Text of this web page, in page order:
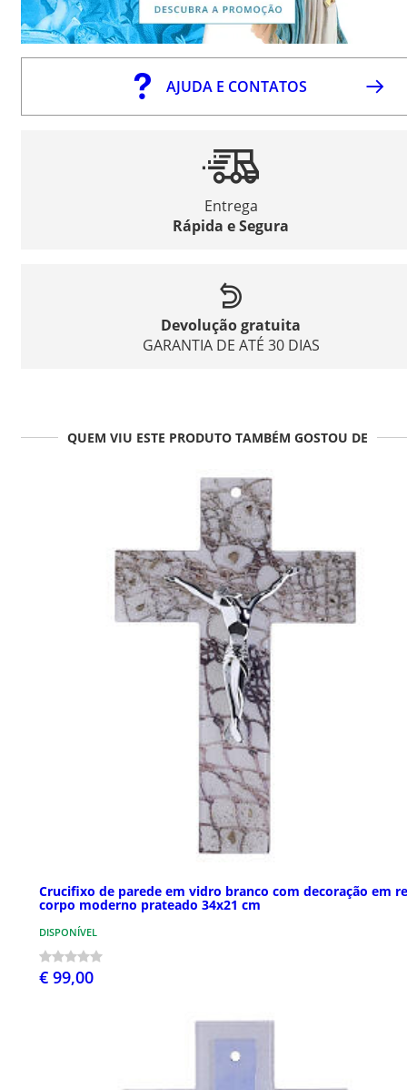
AJUDA E CONTATOS
Entrega
Rápida e Segura
Devolução gratuita
GARANTIA DE ATÉ 30 DIAS
QUEM VIU ESTE PRODUTO TAMBÉM GOSTOU DE
Crucifixo de parede em vidro branco com decoração em
corpo moderno prateado 34x21 cm
DISPONÍVEL
€ 99,00